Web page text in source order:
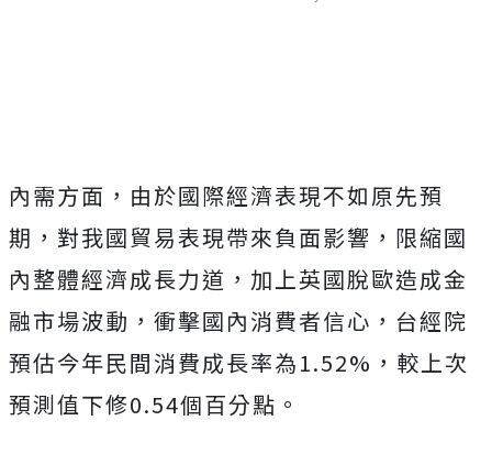
內需方面，由於國際經濟表現不如原先預
期，對我國貿易表現帶來負面影響，限縮國
內整體經濟成長力道，加上英國脫歐造成金
融市場波動，衝擊國內消費者信心，台經院
預估今年民間消費成長率為1.52%，較上次
預測值下修0.54個百分點。